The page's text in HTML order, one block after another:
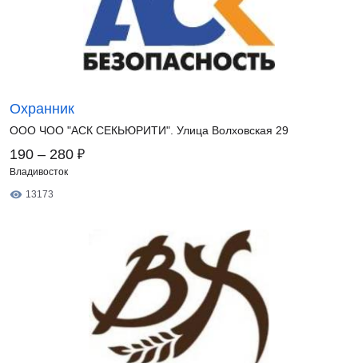
Охранник
ООО ЧОО "АСК СЕКЬЮРИТИ". Улица Волховская 29
190 – 280 ₽
Владивосток
13173